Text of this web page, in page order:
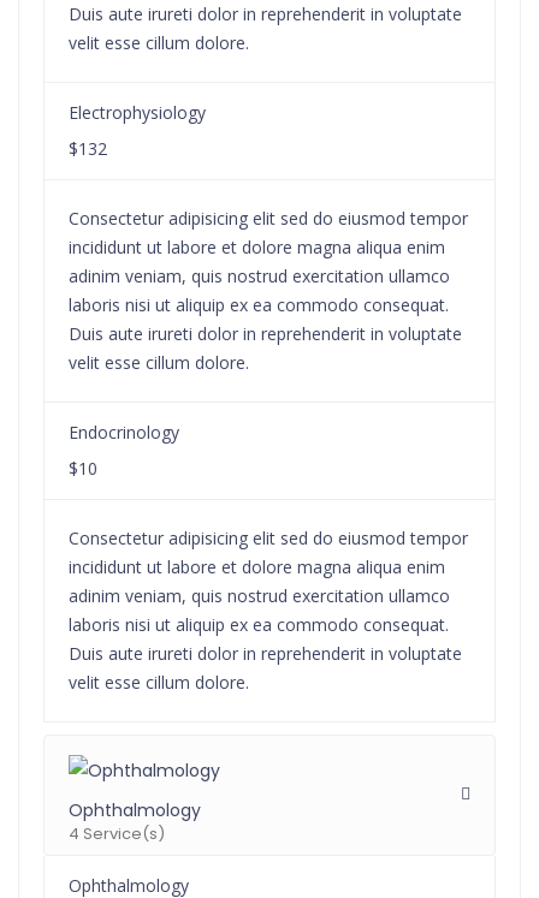
Duis aute irureti dolor in reprehenderit in voluptate
velit esse cillum dolore.
Electrophysiology
$132
Consectetur adipisicing elit sed do eiusmod tempor
incididunt ut labore et dolore magna aliqua enim
adinim veniam, quis nostrud exercitation ullamco
laboris nisi ut aliquip ex ea commodo consequat.
Duis aute irureti dolor in reprehenderit in voluptate
velit esse cillum dolore.
Endocrinology
$10
Consectetur adipisicing elit sed do eiusmod tempor
incididunt ut labore et dolore magna aliqua enim
adinim veniam, quis nostrud exercitation ullamco
laboris nisi ut aliquip ex ea commodo consequat.
Duis aute irureti dolor in reprehenderit in voluptate
velit esse cillum dolore.
Ophthalmology
4 Service(s)
Ophthalmology